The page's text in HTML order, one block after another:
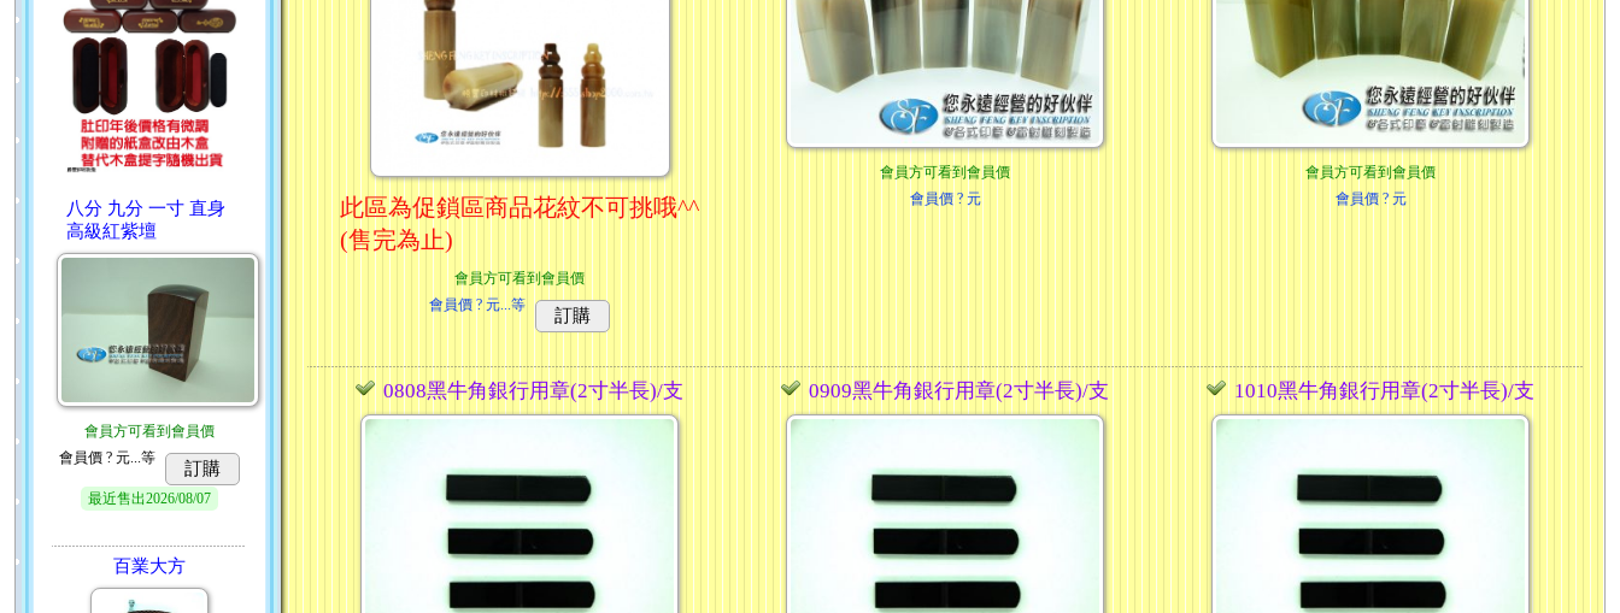
八分 九分 一寸 直身
高級紅紫壇
會員方可看到會員價
會員價? 元...等
訂購
最近售出2026/08/07
百業大方
此區為促鎖區商品花紋不可挑哦^^
(售完為止)
會員方可看到會員價
會員價 ? 元...等
訂購
會員方可看到會員價
會員價? 元
會員方可看到會員價
會員價? 元
0808黑牛角銀行用章(2寸半長)/支 0909黑牛角銀行用章(2寸半長)/支 1010黑牛角銀行用章(2寸半長)/支